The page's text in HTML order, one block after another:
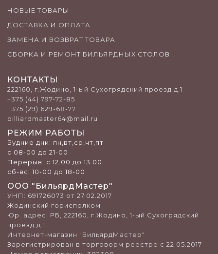
НОВЫЕ ТОВАРЫ
ДОСТАВКА И ОПЛАТА
ЗАМЕНА И ВОЗВРАТ ТОВАРА
СБОРКА И РЕМОНТ БИЛЬЯРДНЫХ СТОЛОВ
КОНТАКТЫ
222160, г.Жодино, 1-ый Сухогрядский проезд д.1
+375 (44) 797-72-85
+375 (29) 629-68-77
billiardmaster64@mail.ru
РЕЖИМ РАБОТЫ
Будние дни: пн,вт,ср,чт,пт
с 08-00 до 21-00
Перерыв: c 12.00 до 13.00
сб-вс: 10-00 до 18-00
ООО "БильярдМастер"
УНП: 691726073 от 27.02.2017
Жодинский горисполком
Юр. адрес: РБ, 222160, г.Жодино, 1-ый Сухогрядский
проезд д.1
Интернет-магазин "БильярдМастер"
Зарегистрирован в торговорм реестре с 22.05.2017